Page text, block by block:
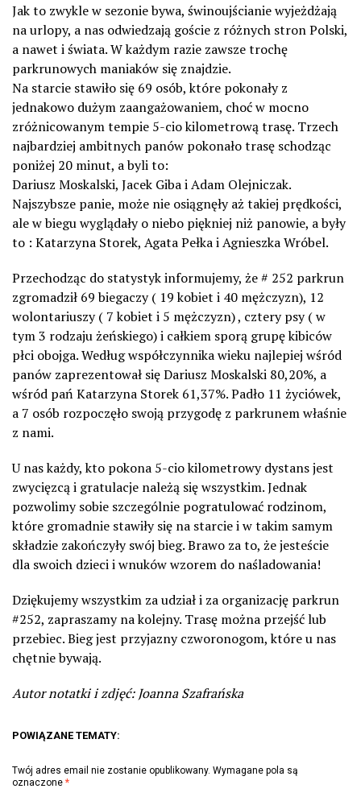
Jak to zwykle w sezonie bywa, świnoujścianie wyjeżdżają
na urlopy, a nas odwiedzają goście z różnych stron Polski,
a nawet i świata. W każdym razie zawsze trochę
parkrunowych maniaków się znajdzie.
Na starcie stawiło się 69 osób, które pokonały z
jednakowo dużym zaangażowaniem, choć w mocno
zróżnicowanym tempie 5-cio kilometrową trasę. Trzech
najbardziej ambitnych panów pokonało trasę schodząc
poniżej 20 minut, a byli to:
Dariusz Moskalski, Jacek Giba i Adam Olejniczak.
Najszybsze panie, może nie osiągnęły aż takiej prędkości,
ale w biegu wyglądały o niebo piękniej niż panowie, a były
to : Katarzyna Storek, Agata Pełka i Agnieszka Wróbel.
Przechodząc do statystyk informujemy, że # 252 parkrun
zgromadził 69 biegaczy ( 19 kobiet i 40 mężczyzn), 12
wolontariuszy ( 7 kobiet i 5 mężczyzn) , cztery psy ( w
tym 3 rodzaju żeńskiego) i całkiem sporą grupę kibiców
płci obojga. Według współczynnika wieku najlepiej wśród
panów zaprezentował się Dariusz Moskalski 80,20%, a
wśród pań Katarzyna Storek 61,37%. Padło 11 życiówek,
a 7 osób rozpoczęło swoją przygodę z parkrunem właśnie
z nami.
U nas każdy, kto pokona 5-cio kilometrowy dystans jest
zwycięzcą i gratulacje należą się wszystkim. Jednak
pozwolimy sobie szczególnie pogratulować rodzinom,
które gromadnie stawiły się na starcie i w takim samym
składzie zakończyły swój bieg. Brawo za to, że jesteście
dla swoich dzieci i wnuków wzorem do naśladowania!
Dziękujemy wszystkim za udział i za organizację parkrun
#252, zapraszamy na kolejny. Trasę można przejść lub
przebiec. Bieg jest przyjazny czworonogom, które u nas
chętnie bywają.
Autor notatki i zdjęć: Joanna Szafrańska
POWIĄZANE TEMATY:
Twój adres email nie zostanie opublikowany. Wymagane pola są
oznaczone *